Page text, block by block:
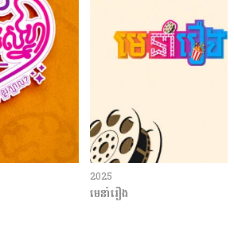
មេនាំរឿង